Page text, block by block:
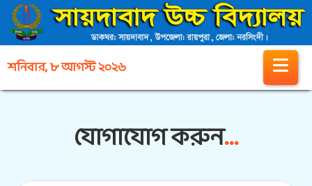
শনিবার, ৮ আগস্ট ২০২৬
যোগাযোগ করুন...